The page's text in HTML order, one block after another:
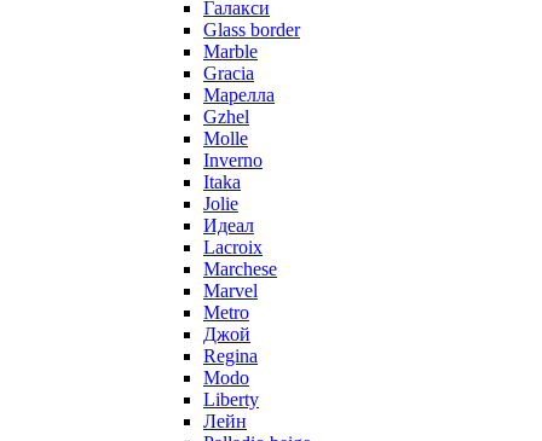
Галакси
Glass border
Marble
Gracia
Марелла
Gzhel
Molle
Inverno
Itaka
Jolie
Идеал
Lacroix
Marchese
Marvel
Metro
Джой
Regina
Modo
Liberty
Лейн